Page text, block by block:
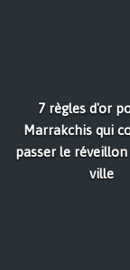
7 règles d'or
Marrakchis qui
passer le
ville